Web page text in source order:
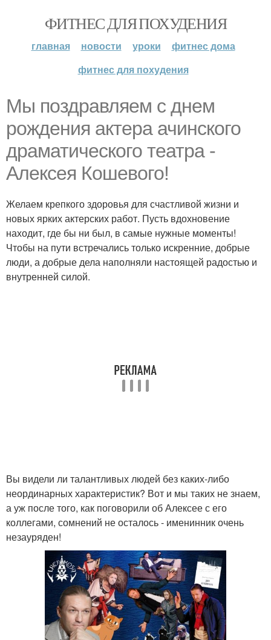
ФИТНЕС ДЛЯ ПОХУДЕНИЯ
главная новости уроки
фитнес дома
фитнес для похудения
Мы поздравляем с днем
рождения актера ачинского
драматического театра -
Алексея Кошевого!
Желаем крепкого здоровья для счастливой жизни и
новых ярких актерских работ. Пусть вдохновение
находит, где бы ни был, в самые нужные моменты!
Чтобы на пути встречались только искренние, добрые
люди, а добрые дела наполняли настоящей радостью и
внутренней силой.
Вы видели ли талантливых людей без каких-либо
неординарных характеристик? Вот и мы таких не знаем,
а уж после того, как поговорили об Алексее с его
коллегами, сомнений не осталось - именинник очень
незауряден!